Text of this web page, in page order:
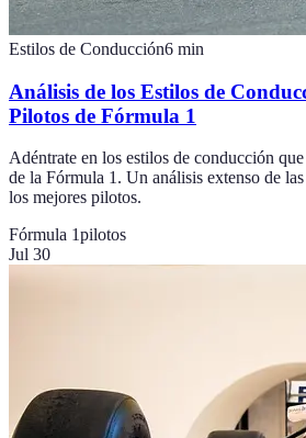
Estilos de Conducción6 min
Análisis de los Estilos de
Pilotos de Fórmula 1
Adéntrate en los estilos de conducción
de la Fórmula 1. Un análisis extenso de
los mejores pilotos.
Fórmula 1pilotos
Jul 30